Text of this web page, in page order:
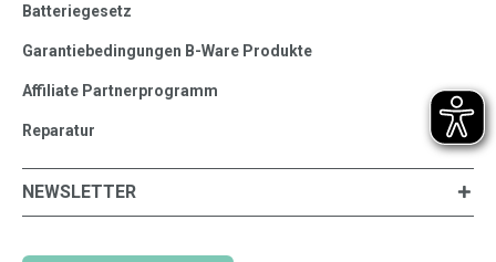
Batteriegesetz
Garantiebedingungen B-Ware Produkte
Affiliate Partnerprogramm
Reparatur
NEWSLETTER